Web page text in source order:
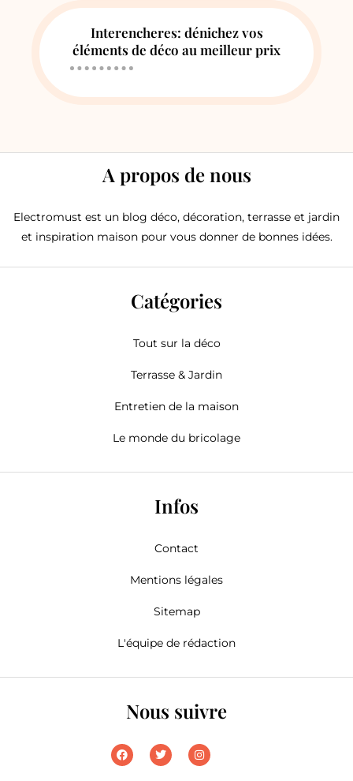
Interencheres: dénichez vos
éléments de déco au meilleur prix
A propos de nous
Electromust est un blog déco, décoration, terrasse et jardin
et inspiration maison pour vous donner de bonnes idées.
Catégories
Tout sur la déco
Terrasse & Jardin
Entretien de la maison
Le monde du bricolage
Infos
Contact
Mentions légales
Sitemap
L'équipe de rédaction
Nous suivre